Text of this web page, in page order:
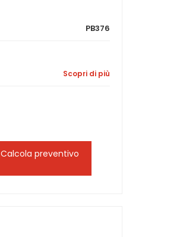
PB376
Scopri di più
Calcola preventivo